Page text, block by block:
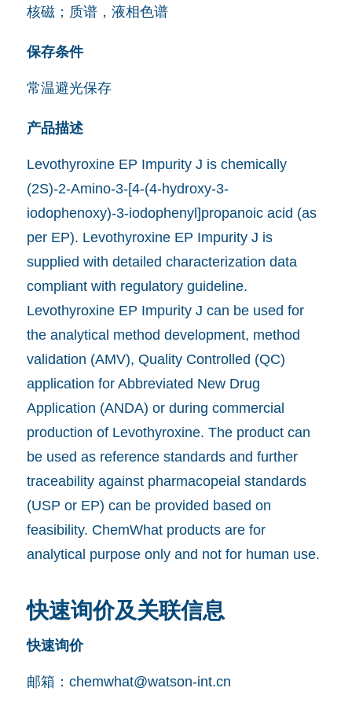
核磁；质谱，液相色谱
保存条件
常温避光保存
产品描述
Levothyroxine EP Impurity J is chemically
(2S)-2-Amino-3-[4-(4-hydroxy-3-
iodophenoxy)-3-iodophenyl]propanoic acid (as
per EP). Levothyroxine EP Impurity J is
supplied with detailed characterization data
compliant with regulatory guideline.
Levothyroxine EP Impurity J can be used for
the analytical method development, method
validation (AMV), Quality Controlled (QC)
application for Abbreviated New Drug
Application (ANDA) or during commercial
production of Levothyroxine. The product can
be used as reference standards and further
traceability against pharmacopeial standards
(USP or EP) can be provided based on
feasibility. ChemWhat products are for
analytical purpose only and not for human use.
快速询价及关联信息
快速询价
邮箱： chemwhat@watson-int.cn